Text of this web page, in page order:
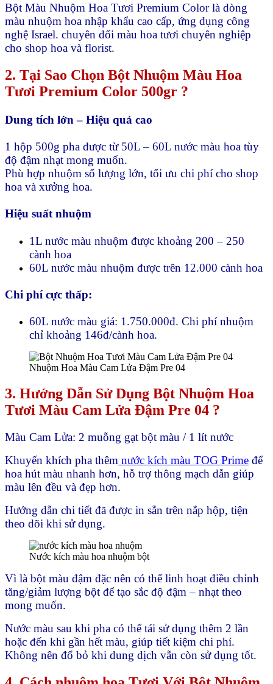
Bột Màu Nhuộm Hoa Tươi Premium Color là dòng
màu nhuộm hoa nhập khẩu cao cấp, ứng dụng công
nghệ Israel. chuyên đổi màu hoa tươi chuyên nghiệp
cho shop hoa và florist.
2. Tại Sao Chọn Bột Nhuộm Màu Hoa
Tươi Premium Color 500gr ?
Dung tích lớn – Hiệu quả cao
1 hộp 500g pha được từ 50L – 60L nước màu hoa tùy
độ đậm nhạt mong muốn.
Phù hợp nhuộm số lượng lớn, tối ưu chi phí cho shop
hoa và xưởng hoa.
Hiệu suất nhuộm
1L nước màu nhuộm được khoảng 200 – 250
cành hoa
60L nước màu nhuộm được trên 12.000 cành hoa
Chi phí cực thấp:
60L nước màu giá: 1.750.000đ. Chi phí nhuộm
chỉ khoảng 146đ/cành hoa.
Nhuộm Hoa Màu Cam Lửa Đậm Pre 04
3. Hướng Dẫn Sử Dụng Bột Nhuộm Hoa
Tươi Màu Cam Lửa Đậm Pre 04 ?
Màu Cam Lửa: 2 muỗng gạt bột màu / 1 lít nước
Khuyến khích pha thêm nước kích màu TOG Prime để
hoa hút màu nhanh hơn, hỗ trợ thông mạch dẫn giúp
màu lên đều và đẹp hơn.
Hướng dẫn chi tiết đã được in sẵn trên nắp hộp, tiện
theo dõi khi sử dụng.
Nước kích màu hoa nhuộm bột
Vì là bột màu đậm đặc nên có thể linh hoạt điều chỉnh
tăng/giảm lượng bột để tạo sắc độ đậm – nhạt theo
mong muốn.
Nước màu sau khi pha có thể tái sử dụng thêm 2 lần
hoặc đến khi gần hết màu, giúp tiết kiệm chi phí.
Không nên đổ bỏ khi dung dịch vẫn còn sử dụng tốt.